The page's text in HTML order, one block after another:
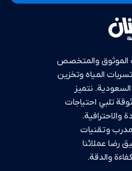
الموثوق والمتخصص
المياه وتخزين
السعودية. نتميز
تلبي احتياجات
والاحترافية.
وتقنيات
رضا عملائنا
والدقة.